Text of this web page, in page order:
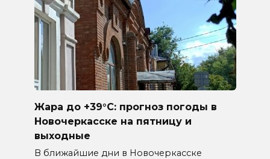
Жара до +39°C: прогноз погоды в
Новочеркасске на пятницу и
выходные
В ближайшие дни в Новочеркасске